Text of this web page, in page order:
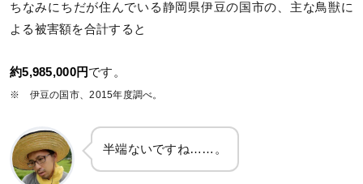
ちなみにちだが住んでいる静岡県伊豆の国市の、主な鳥獣に
よる被害額を合計すると
約5,985,000円です。
※ 伊豆の国市、2015年度調べ。
半端ないですね……。